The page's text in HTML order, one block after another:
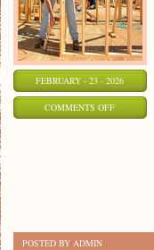
FEBRUARY - 23 - 2026
COMMENTS OFFON
POSTED BY ADMIN